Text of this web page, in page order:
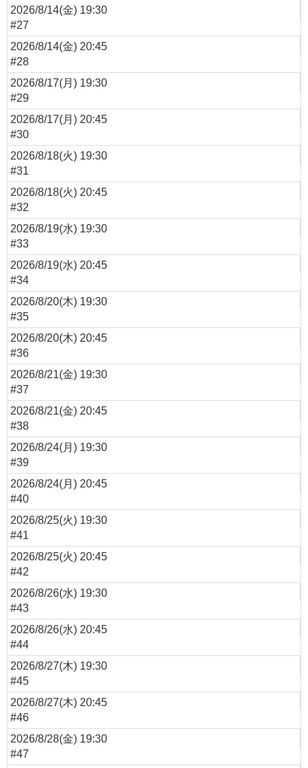
2026/8/14(金) 19:30
#27
2026/8/14(金) 20:45
#28
2026/8/17(月) 19:30
#29
2026/8/17(月) 20:45
#30
2026/8/18(火) 19:30
#31
2026/8/18(火) 20:45
#32
2026/8/19(水) 19:30
#33
2026/8/19(水) 20:45
#34
2026/8/20(木) 19:30
#35
2026/8/20(木) 20:45
#36
2026/8/21(金) 19:30
#37
2026/8/21(金) 20:45
#38
2026/8/24(月) 19:30
#39
2026/8/24(月) 20:45
#40
2026/8/25(火) 19:30
#41
2026/8/25(火) 20:45
#42
2026/8/26(水) 19:30
#43
2026/8/26(水) 20:45
#44
2026/8/27(木) 19:30
#45
2026/8/27(木) 20:45
#46
2026/8/28(金) 19:30
#47